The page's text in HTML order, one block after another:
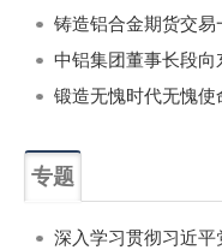
铸造铝合金期货交易
专题
深入学习贯彻习近平